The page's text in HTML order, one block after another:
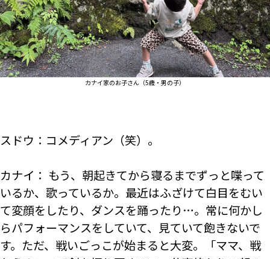
カナイ家のお子さん（5歳・男の子）
スドウ：コメディアン（笑）。
カナイ： もう、朝起きてから寝るまでずっと喋って
いるか、歌っているか。最近はふざけて白目をむい
て変顔をしたり、ダンスを踊ったり…。常に何かし
らパフォーマンスをしていて、見ていて飽きないで
す。ただ、戦いごっこが始まると大変。「ママ、戦